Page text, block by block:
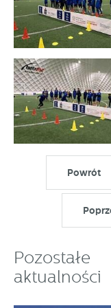
Powrót
Pozostałe
aktualności